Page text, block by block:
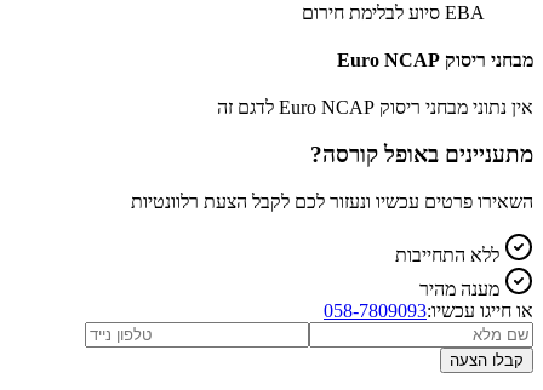
EBA סיוע לבלימת חירום
מבחני ריסוק Euro NCAP
אין נתוני מבחני ריסוק Euro NCAP לדגם זה
מתעניינים באופל קורסה?
השאירו פרטים עכשיו ונעזור לכם לקבל הצעת רלוונטיות
ללא התחייבות
מענה מהיר
או חייגו עכשיו:058-7809093
קבלו הצעה